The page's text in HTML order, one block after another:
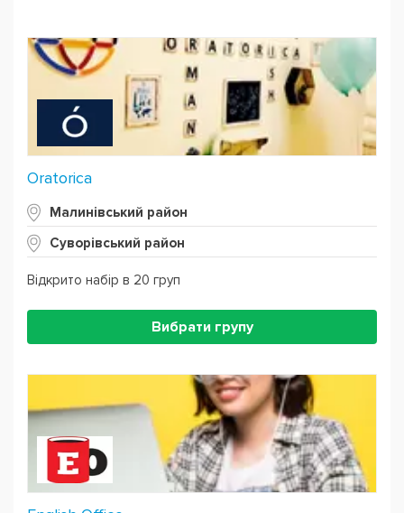
Oratorica
Малинівський район
Суворівський район
Відкрито набір в 20 груп
Вибрати групу